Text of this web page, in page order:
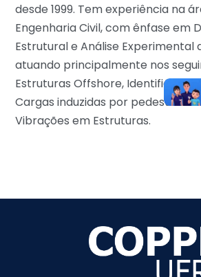
desde 1999. Tem experiência na
Engenharia Civil, com ênfase em
Estrutural e Análise Experimental
atuando principalmente nos
Estruturas Offshore, Identificação
Cargas induzidas por pedestres e
Vibrações em Estruturas.